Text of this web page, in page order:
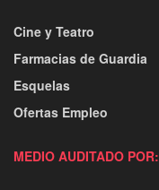
Cine y Teatro
Farmacias de Guardia
Esquelas
Ofertas Empleo
MEDIO AUDITADO POR: